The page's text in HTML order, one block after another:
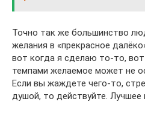
Точно так же большинство
желания в «прекрасное
вот когда я сделаю то-то,
темпами желаемое может не
Если вы жаждете чего-то,
душой, то действуйте. Лучшее